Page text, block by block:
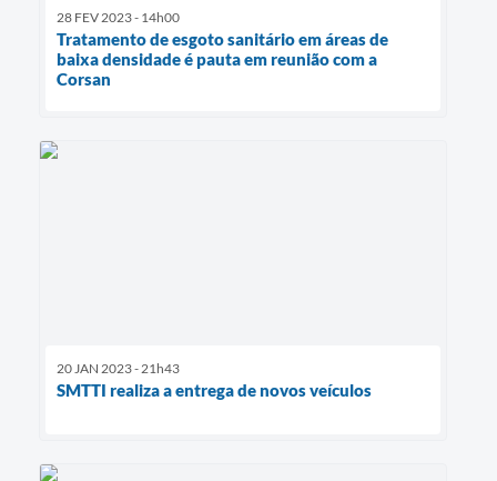
28 FEV 2023 - 14h00
Tratamento de esgoto sanitário em áreas de
baixa densidade é pauta em reunião com a
Corsan
20 JAN 2023 - 21h43
SMTTI realiza a entrega de novos veículos